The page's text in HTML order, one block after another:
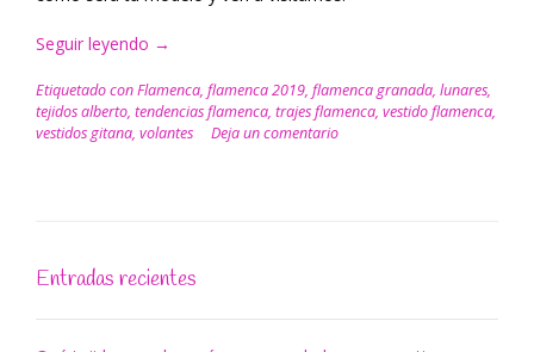
Seguir leyendo “Moda
2019,
tendecias
en
→
Etiquetado conFlamenca, flamenca 2019, flamenca granada, lunares,
tejidos alberto, tendencias flamenca, trajes flamenca, vestido flamenca,
vestidos gitana, volantes Deja un comentario
Entradas recientes